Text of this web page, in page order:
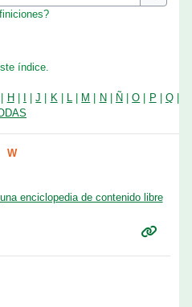
Buscar
índice.
H |J K| L| M N Ñ |O P Q|
W
una enciclopedia de contenido libre